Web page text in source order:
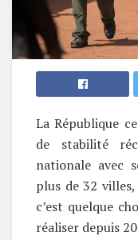
La République
de stabilité
nationale avec
plus de 32
c’est quelque
réaliser depuis